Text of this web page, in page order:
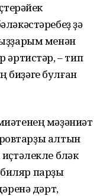
ҙә
менән
әртистәр, – тип
булған
мәҙәниәт
алтын
бүләк
парҙы
дәрт,